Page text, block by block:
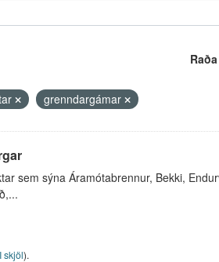
grenndargámar
sem sýna Áramótabrennur, Bekki,
skjöl).